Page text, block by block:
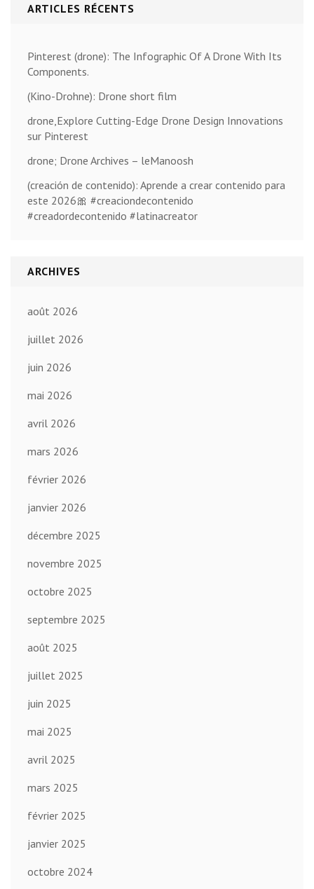
ARTICLES RÉCENTS
Pinterest (drone): The Infographic Of A Drone With Its
Components.
(Kino-Drohne): Drone short film
drone,Explore Cutting-Edge Drone Design Innovations
sur Pinterest
drone; Drone Archives – leManoosh
(creación de contenido): Aprende a crear contenido para
este 2026🎀 #creaciondecontenido
#creadordecontenido #latinacreator
ARCHIVES
août 2026
juillet 2026
juin 2026
mai 2026
avril 2026
mars 2026
février 2026
janvier 2026
décembre 2025
novembre 2025
octobre 2025
septembre 2025
août 2025
juillet 2025
juin 2025
mai 2025
avril 2025
mars 2025
février 2025
janvier 2025
octobre 2024